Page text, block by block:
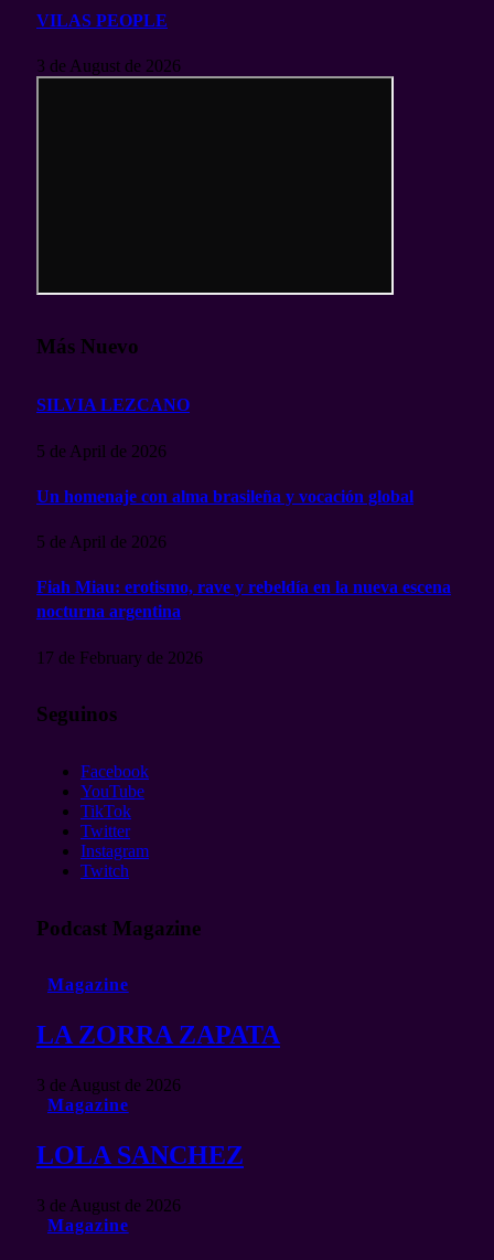
VILAS PEOPLE
3 de August de 2026
Más Nuevo
SILVIA LEZCANO
5 de April de 2026
Un homenaje con alma brasileña y vocación global
5 de April de 2026
Fiah Miau: erotismo, rave y rebeldía en la nueva escena
nocturna argentina
17 de February de 2026
Seguinos
Facebook
YouTube
TikTok
Twitter
Instagram
Twitch
Podcast Magazine
Magazine
LA ZORRA ZAPATA
3 de August de 2026
Magazine
LOLA SANCHEZ
3 de August de 2026
Magazine